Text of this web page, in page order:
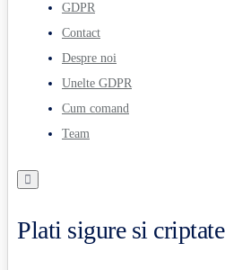
GDPR
Contact
Despre noi
Unelte GDPR
Cum comand
Team
Plati sigure si criptate